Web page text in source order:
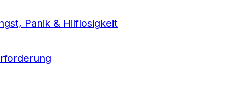
Panik & Hilflosigkeit